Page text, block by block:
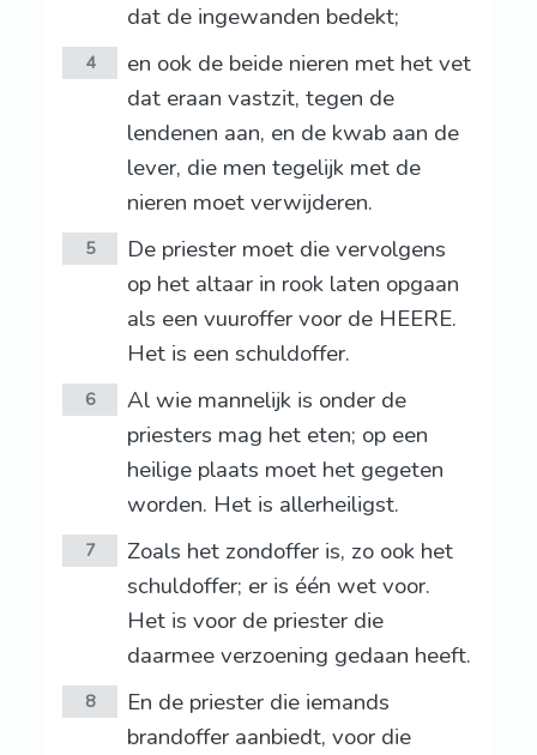
dat de ingewanden bedekt;
4
en ook de beide nieren met het vet
dat eraan vastzit, tegen de
lendenen aan, en de kwab aan de
lever, die men tegelijk met de
nieren moet verwijderen.
5
De priester moet die vervolgens
op het altaar in rook laten opgaan
als een vuuroffer voor de HEERE.
Het is een schuldoffer.
6
Al wie mannelijk is onder de
priesters mag het eten; op een
heilige plaats moet het gegeten
worden. Het is allerheiligst.
7
Zoals het zondoffer is, zo ook het
schuldoffer; er is één wet voor.
Het is voor de priester die
daarmee verzoening gedaan heeft.
8
En de priester die iemands
brandoffer aanbiedt, voor die